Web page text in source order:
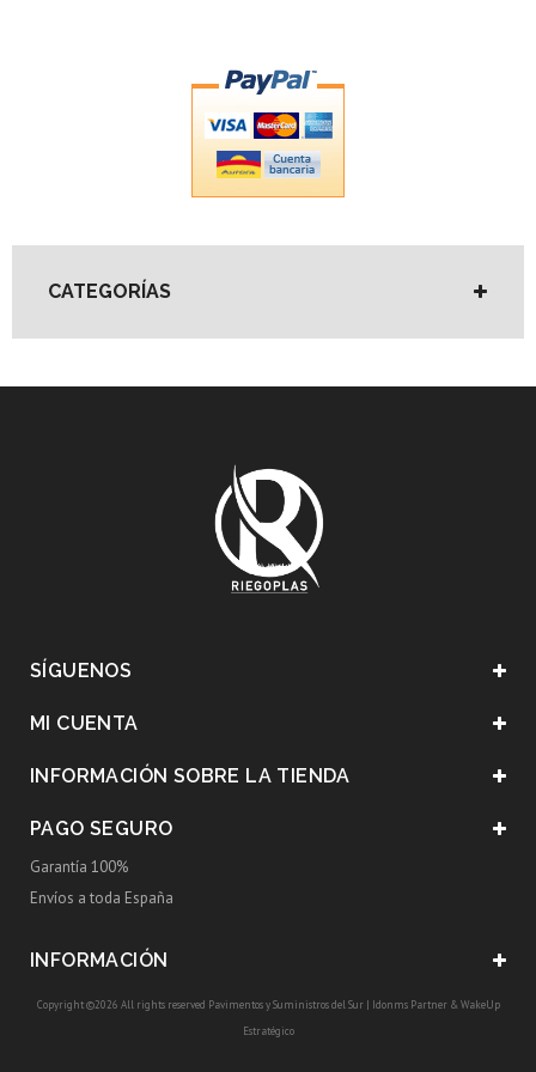
CATEGORÍAS
SÍGUENOS
MI CUENTA
INFORMACIÓN SOBRE LA TIENDA
PAGO SEGURO
Garantía 100%
Envíos a toda España
INFORMACIÓN
Copyright ©2026 All rights reserved Pavimentos y Suministros del Sur | Idonms Partner& WakeUp
Estratégico